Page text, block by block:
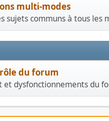
multi-modes
sujets communs à tous les
du forum
et dysfonctionnements du